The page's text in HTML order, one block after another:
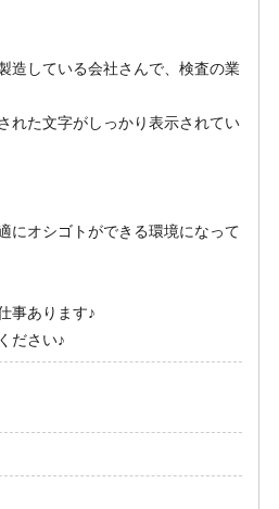
造している会社さんで、検査の業
れた文字がしっかり表示されてい
にオシゴトができる環境になって
事あります♪
ださい♪